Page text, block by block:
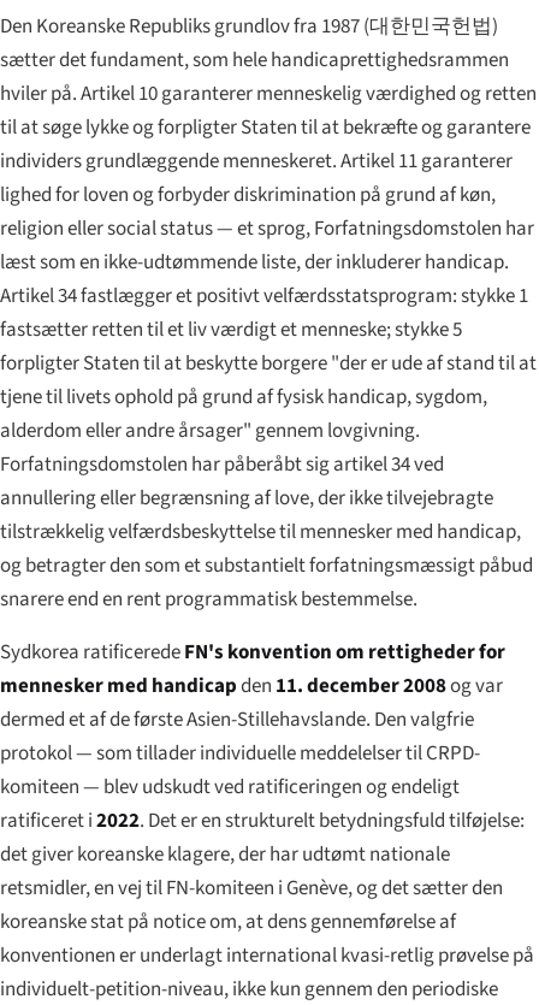
Den Koreanske Republiks grundlov fra 1987 (대한민국헌법)
sætter det fundament, som hele handicaprettigheds­rammen
hviler på. Artikel 10 garanterer menneskelig værdighed og retten
til at søge lykke og forpligter Staten til at bekræfte og garantere
individers grundlæggende menneskeret. Artikel 11 garanterer
lighed for loven og forbyder diskrimination på grund af køn,
religion eller social status — et sprog, Forfatningsdomstolen har
læst som en ikke-udtømmende liste, der inkluderer handicap.
Artikel 34 fastlægger et positivt velfærdsstats­program: stykke 1
fastsætter retten til et liv værdigt et menneske; stykke 5
forpligter Staten til at beskytte borgere "der er ude af stand til at
tjene til livets ophold på grund af fysisk handicap, sygdom,
alderdom eller andre årsager" gennem lovgivning.
Forfatningsdomstolen har påberåbt sig artikel 34 ved
annullering eller begrænsning af love, der ikke tilvejebragte
tilstrækkelig velfærdsbeskyttelse til mennesker med handicap,
og betragter den som et substantielt forfatningsmæssigt påbud
snarere end en rent programmatisk bestemmelse.
Sydkorea ratificeredeFN's konvention om rettigheder for
mennesker med handicapden 11. december 2008og var
dermed et af de første Asien-Stillehavslande. Den valgfrie
protokol — som tillader individuelle meddelelser til CRPD-
komiteen — blev udskudt ved ratificeringen og endeligt
ratificeret i2022. Det er en strukturelt betydningsfuld tilføjelse:
det giver koreanske klagere, der har udtømt nationale
retsmidler, en vej til FN-komiteen i Genève, og det sætter den
koreanske stat på notice om, at dens gennemførelse af
konventionen er underlagt international kvasi-retlig prøvelse på
individuelt-petition-niveau, ikke kun gennem den periodiske